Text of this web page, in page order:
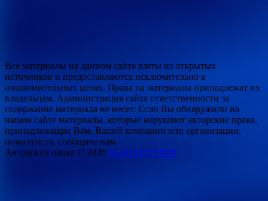
Все материалы на данном сайте взяты из открытых
источников и предоставляются исключительно в
ознакомительных целях. Права на материалы принадлежат их
владельцам. Администрация сайта ответственности за
содержание материала не несет. Если Вы обнаружили на
нашем сайте материалы, которые нарушают авторские права,
принадлежащие Вам, Вашей компании или организации,
пожалуйста, сообщите нам.
Авторские права © 2026 AGRO-INFORM.